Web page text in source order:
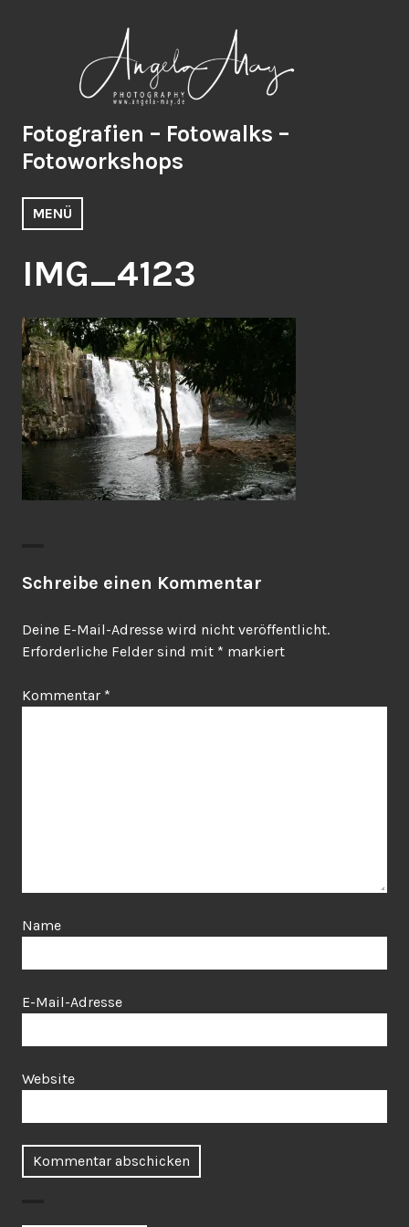
Fotografien – Fotowalks –
Fotoworkshops
MENÜ
IMG_4123
Schreibe einen Kommentar
Deine E-Mail-Adresse wird nicht veröffentlicht.
Erforderliche Felder sind mit * markiert
Kommentar *
Name
E-Mail-Adresse
Website